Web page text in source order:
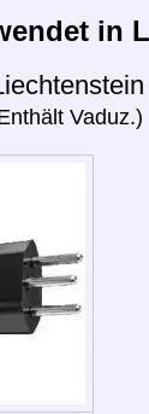
in
Vaduz.)